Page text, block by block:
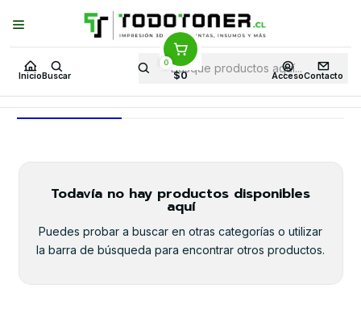
Inicio Buscar
0
$0 AccesoContacto
Puedes Elegir: Comprar enTienda· Despachoa Todo Chile · Retiro en
Tienda en24 Horas
Inicio Todo 3D FILAMENTOS FIBRA DE CARBONO Y DERVIADOS
FIBRA DE CARBONO Y DERVIADOS
Todavía no hay productos disponibles
aquí
Puedes probar a buscar en otras categorías o utilizar
la barra de búsqueda para encontrar otros productos.